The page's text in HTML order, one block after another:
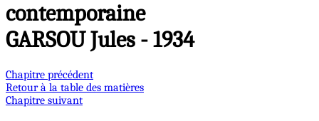
contemporaine
GARSOU Jules - 1934
Chapitre précédent
Retour à la table des matières
Chapitre suivant